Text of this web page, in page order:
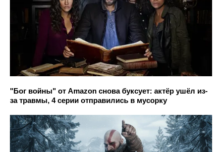
"Бог войны" от Amazon снова буксует: актёр ушёл из-
за травмы, 4 серии отправились в мусорку